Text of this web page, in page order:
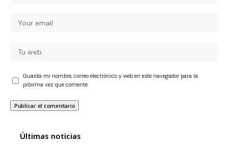
Guarda mi nombre, correo electrónico y web en este navegador para la
próxima vez que comente.
Últimas noticias